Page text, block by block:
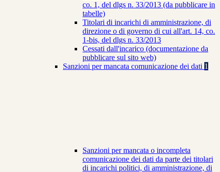
co. 1, del dlgs n. 33/2013 (da pubblicare in
tabelle)
Titolari di incarichi di amministrazione, di
direzione o di governo di cui all'art. 14, co.
1-bis, del dlgs n. 33/2013
Cessati dall'incarico (documentazione da
pubblicare sul sito web)
Sanzioni per mancata comunicazione dei dati 1
Sanzioni per mancata o incompleta
comunicazione dei dati da parte dei titolari
di incarichi politici, di amministrazione, di